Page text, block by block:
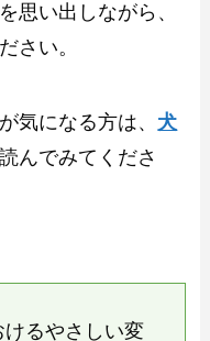
思い出しながら、
さい。
気になる方は、 犬
んでみてくださ
るやさしい変